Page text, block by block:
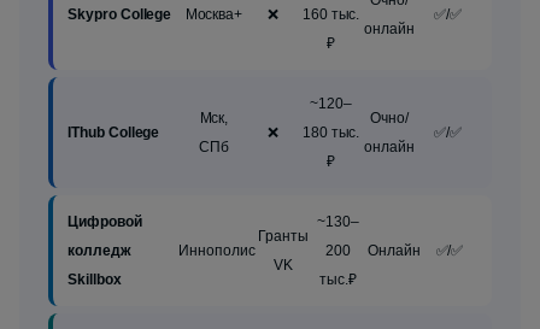
Skypro College Москва+ ❌
160 тыс.
₽
онлайн
✅/✅
IThub College
Мск,
СПб
❌
~120–
180 тыс.
₽
Очно/
онлайн
✅/✅
Цифровой
колледж
Skillbox
Иннополис
Гранты
VK
~130–
200
тыс.₽
Онлайн ✅/✅